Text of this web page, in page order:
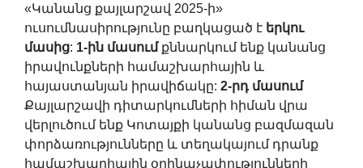
«Կանանց քայլարշավ 2025-ի»
ուսումնասիրությունը բաղկացած է երկու
մասից: 1-ին մասումքննարկում ենք կանանց
իրավունքների համաշխարհային և
հայաստանյան իրավիճակը: 2-րդ մասում
Քայլարշավի դիտարկումների հիման վրա
վերլուծում ենք Կոտայքի կանանց բազմազան
փորձառությունները և տեղակայում դրանք
համաշխարհային օրինաչափությունների